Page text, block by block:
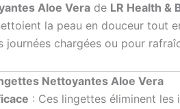
Aloe Vera de LR Health &
la peau en douceur tout
journées chargées ou pour
Nettoyantes Aloe Vera
: Ces lingettes éliminent